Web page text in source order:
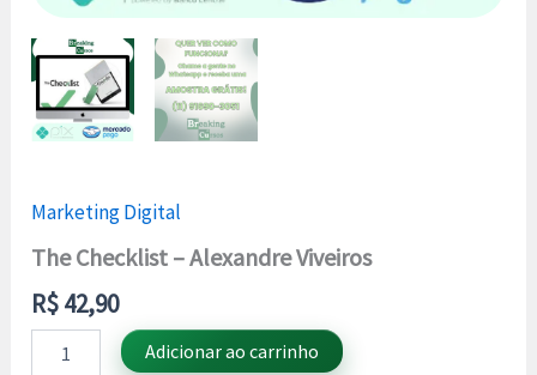
Marketing Digital
The Checklist – Alexandre Viveiros
R$42,90
Adicionar ao carrinho